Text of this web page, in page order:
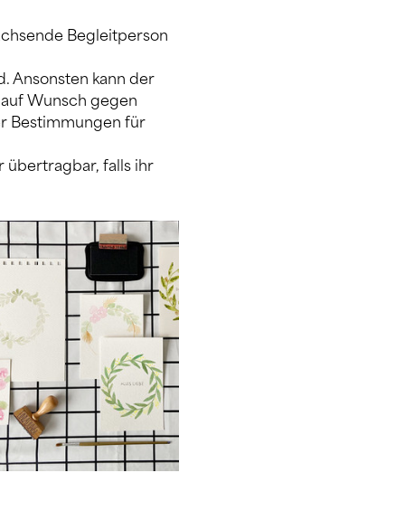
Begleitperson
Ansonsten kann der
Wunsch gegen
Bestimmungen für
übertragbar, falls ihr